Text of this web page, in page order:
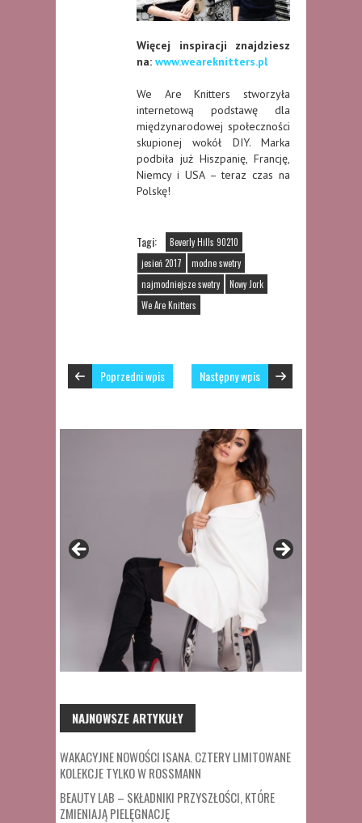
Więcej inspiracji znajdziesz
na: www.weareknitters.pl
We Are Knitters stworzyła
internetową podstawę dla
międzynarodowej społeczności
skupionej wokół DIY. Marka
podbiła już Hiszpanię, Francję,
Niemcy i USA – teraz czas na
Polskę!
Tagi:
Beverly Hills 90210
jesień 2017
modne swetry
najmodniejsze swetry
Nowy Jork
We Are Knitters
Poprzedni wpis Następny wpis
NAJNOWSZE ARTYKUŁY
WAKACYJNE NOWOŚCI ISANA. CZTERY LIMITOWANE
KOLEKCJE TYLKO W ROSSMANN
BEAUTY LAB – SKŁADNIKI PRZYSZŁOŚCI, KTÓRE
ZMIENIAJĄ PIELĘGNACJĘ